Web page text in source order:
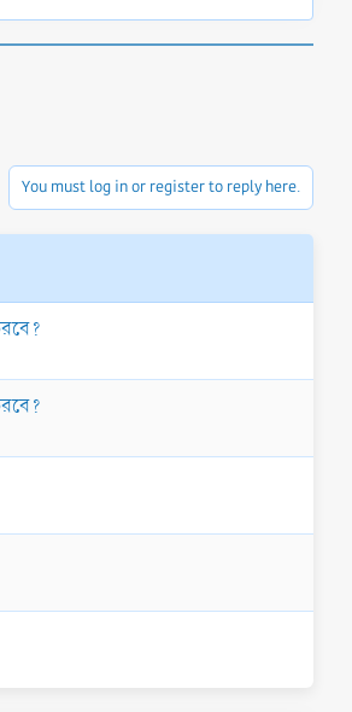
You must log in or register to reply here.